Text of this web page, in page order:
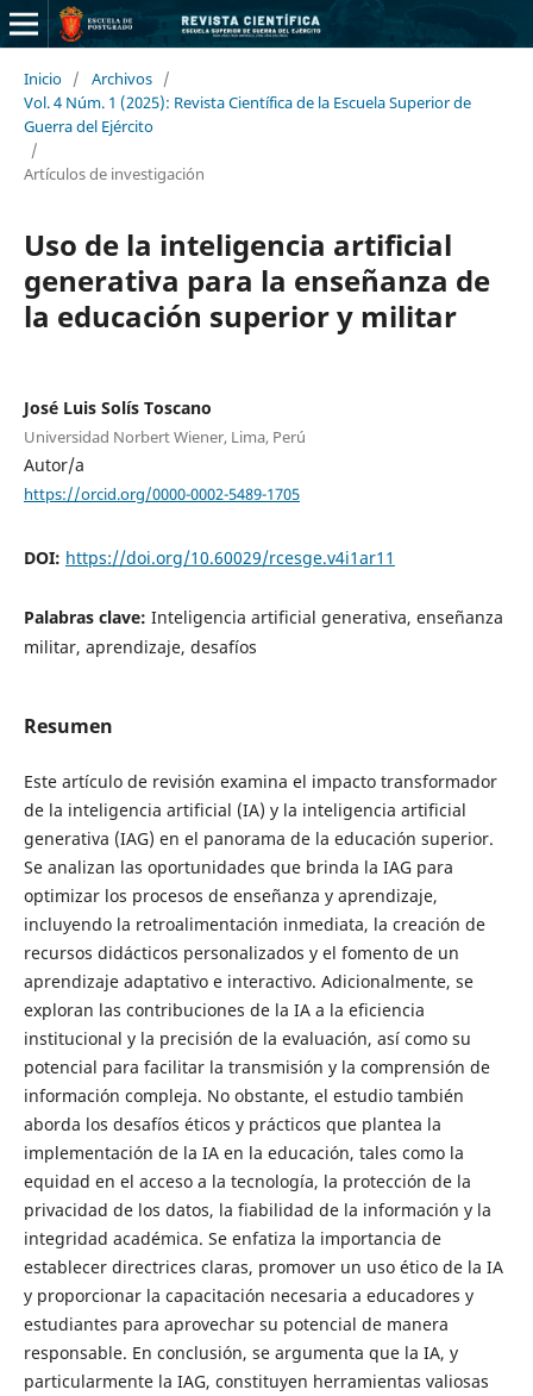
Inicio / Archivos /
Vol. 4 Núm. 1 (2025): Revista Científica de la Escuela Superior de
Guerra del Ejército
/
Artículos de investigación
Uso de la inteligencia artificial
generativa para la enseñanza de
la educación superior y militar
José Luis Solís Toscano
Universidad Norbert Wiener, Lima, Perú
Autor/a
https://orcid.org/0000-0002-5489-1705
DOI: https://doi.org/10.60029/rcesge.v4i1ar11
Palabras clave: Inteligencia artificial generativa, enseñanza
militar, aprendizaje, desafíos
Resumen
Este artículo de revisión examina el impacto transformador
de la inteligencia artificial (IA) y la inteligencia artificial
generativa (IAG) en el panorama de la educación superior.
Se analizan las oportunidades que brinda la IAG para
optimizar los procesos de enseñanza y aprendizaje,
incluyendo la retroalimentación inmediata, la creación de
recursos didácticos personalizados y el fomento de un
aprendizaje adaptativo e interactivo. Adicionalmente, se
exploran las contribuciones de la IA a la eficiencia
institucional y la precisión de la evaluación, así como su
potencial para facilitar la transmisión y la comprensión de
información compleja. No obstante, el estudio también
aborda los desafíos éticos y prácticos que plantea la
implementación de la IA en la educación, tales como la
equidad en el acceso a la tecnología, la protección de la
privacidad de los datos, la fiabilidad de la información y la
integridad académica. Se enfatiza la importancia de
establecer directrices claras, promover un uso ético de la IA
y proporcionar la capacitación necesaria a educadores y
estudiantes para aprovechar su potencial de manera
responsable. En conclusión, se argumenta que la IA, y
particularmente la IAG, constituyen herramientas valiosas